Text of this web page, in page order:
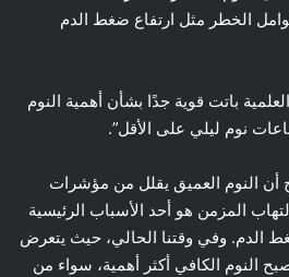
الخطر مثل ارتفاع ضغط الدم
باتت قوية جدًا بشأن أهمية النوم
أن النوم العميق يقلل من مؤشرات
المزمن هو أحد الأسباب الرئيسية
الدم. وفي وقتنا الحالي، حيث يتعرض
النوم الكافي أكثر أهمية، سواء من